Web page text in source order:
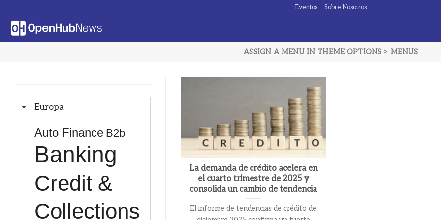
contenido
Eventos Sobre Nosotros
ASSIGN A MENU IN THEME OPTIONS > MENUS
Europa
Auto Finance B2b
Banking
Credit &
Collections
La demanda de crédito acelera en
el cuarto trimestre de 2025 y
consolida un cambio de tendencia
El informe de tendencias de crédito de